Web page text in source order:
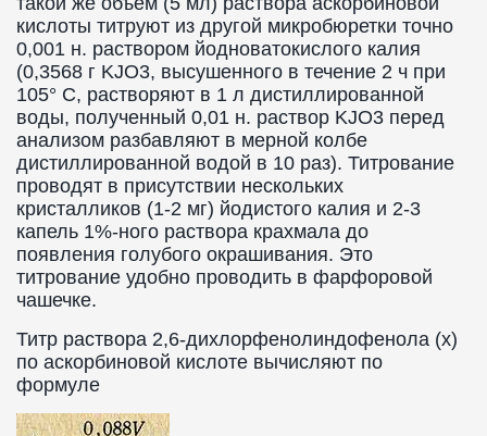
кислоты титруют из другой микробюретки точно
0,001 н. раствором йодноватокислого калия
(0,3568 г KJO3, высушенного в течение 2 ч при
105° С, растворяют в 1 л дистиллированной
воды, полученный 0,01 н. раствор KJO3 перед
анализом разбавляют в мерной колбе
дистиллированной водой в 10 раз). Титрование
проводят в присутствии нескольких
кристалликов (1-2 мг) йодистого калия и 2-3
капель 1%-ного раствора крахмала до
появления голубого окрашивания. Это
титрование удобно проводить в фарфоровой
чашечке.
Титр раствора 2,6-дихлорфенолиндофенола (х)
по аскорбиновой кислоте вычисляют по
формуле